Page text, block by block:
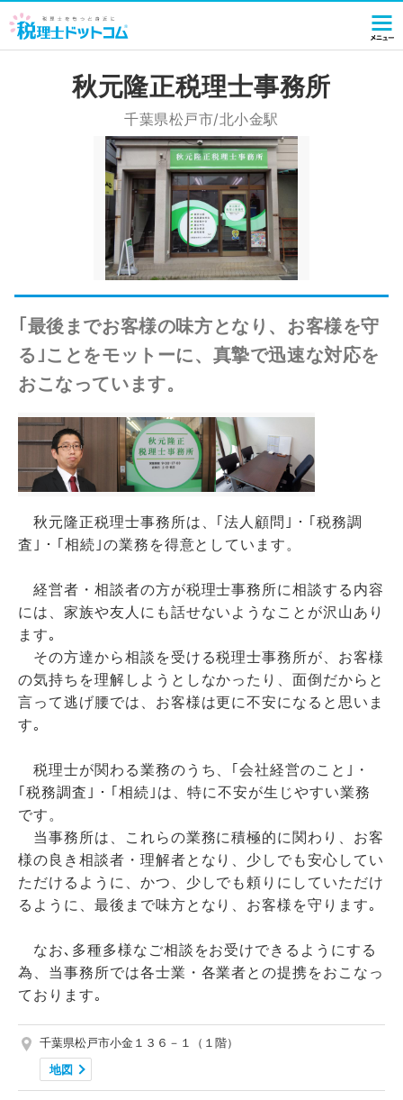
秋元隆正税理士事務所
千葉県松戸市/北小金駅
｢最後までお客様の味方となり、お客様を守
る｣ことをモットーに、真摯で迅速な対応を
おこなっています。
秋元隆正税理士事務所は、｢法人顧問｣・｢税務調
査｣・｢相続｣の業務を得意としています。
経営者・相談者の方が税理士事務所に相談する内容
には、家族や友人にも話せないようなことが沢山あり
ます｡
その方達から相談を受ける税理士事務所が、お客様
の気持ちを理解しようとしなかったり、面倒だからと
言って逃げ腰では、お客様は更に不安になると思いま
す｡
税理士が関わる業務のうち、｢会社経営のこと｣・
｢税務調査｣・｢相続｣は、特に不安が生じやすい業務
です。
当事務所は、これらの業務に積極的に関わり、お客
様の良き相談者・理解者となり、少しでも安心してい
ただけるように、かつ、少しでも頼りにしていただけ
るように、最後まで味方となり、お客様を守ります｡
なお､多種多様なご相談をお受けできるようにする
為、当事務所では各士業・各業者との提携をおこなっ
ております｡
千葉県松戸市小金１３６－１（１階）
地図